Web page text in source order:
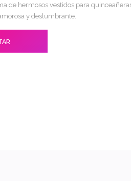
de hermosos vestidos para
y deslumbrante.